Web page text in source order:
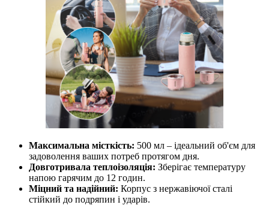
Максимальна місткість: 500 мл – ідеальний об'єм для
задоволення ваших потреб протягом дня.
Довготривала теплоізоляція: Зберігає температуру
напою гарячим до 12 годин.
Міцний та надійний: Корпус з нержавіючої сталі
стійкий до подряпин і ударів.